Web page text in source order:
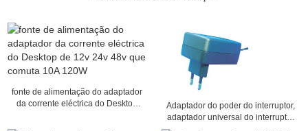
fonte de alimentação do adaptador
da corrente eléctrica do Desktop
Adaptador do poder do interruptor,
adaptador universal do interruptor
de AC/DC, adaptador de encaixe